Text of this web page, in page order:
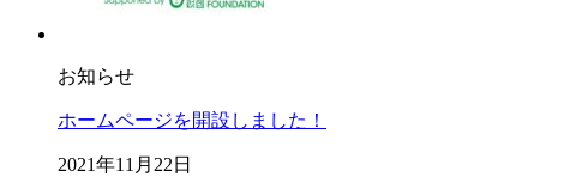
お知らせ
ホームページを開設しました！
2021年11月22日